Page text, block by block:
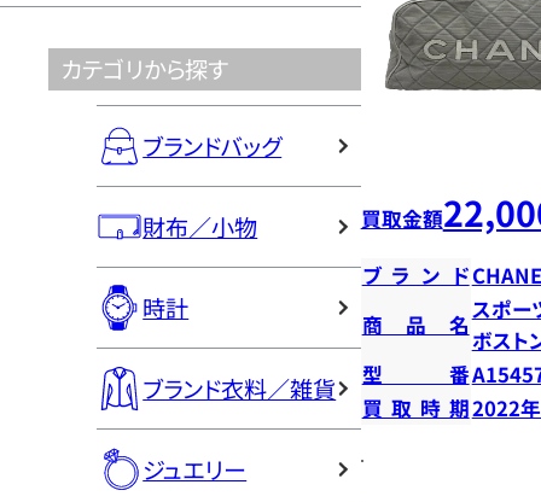
カテゴリから探す
ブランドバッグ
財布／小物
時計
ブランド衣料／雑貨
ジュエリー
買取金額
ブランド
商品名
スポー
ボスト
型番
買取時期2022